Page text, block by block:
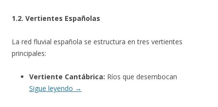
1.2. Vertientes Españolas
La red fluvial española se estructura en tres vertientes
principales:
Vertiente Cantábrica: Ríos que desembocan
Sigue leyendo →